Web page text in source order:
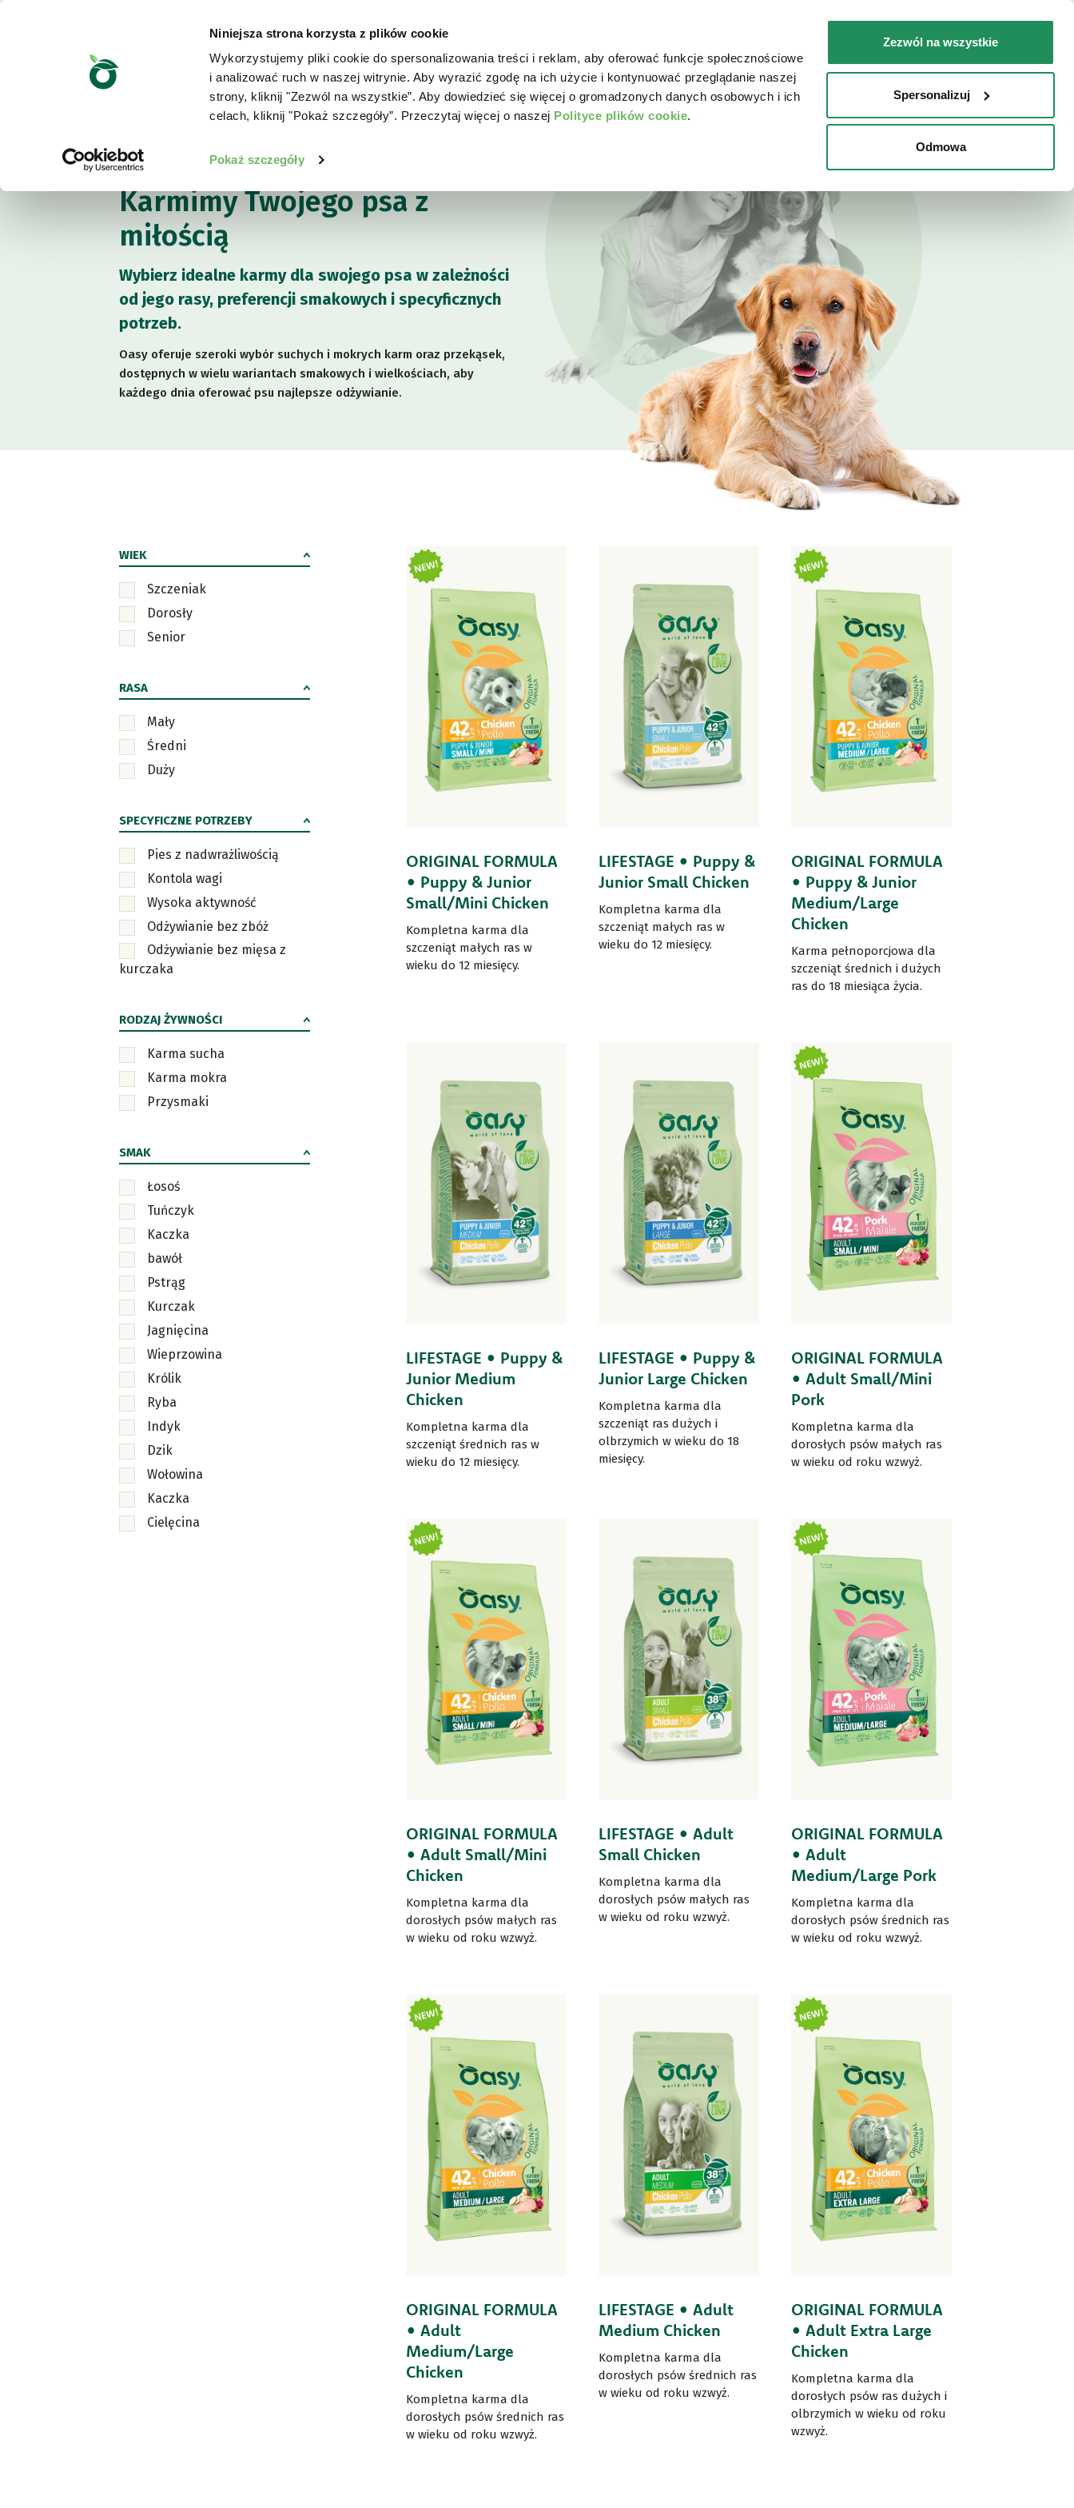
Niniejsza strona korzysta z plików cookie
Wykorzystujemy pliki cookie do spersonalizowania treści i reklam, aby oferować funkcje społecznościowe
i analizować ruch w naszej witrynie. Aby wyrazić zgodę na ich użycie i kontynuować przeglądanie naszej
strony, kliknij "Zezwól na wszystkie”. Aby dowiedzieć się więcej o gromadzonych danych osobowych i ich
celach, kliknij "Pokaż szczegóły”. Przeczytaj więcej o naszej Polityce plików cookie.
Pokaż szczegóły
Zezwól na wszystkie
Spersonalizuj
Odmowa
Skontaktuj się z nami
WORLD OF LOVE DLA PSA DLA KOTA GDZIE KUPIĆ / LOKALIZATOR SKLEPÓW
Dla psa
Karmimy Twojego psa z
miłością
Wybierz idealne karmy dla swojego psa w zależności
od jego rasy, preferencji smakowych i specyficznych
potrzeb.
Oasy oferuje szeroki wybór suchych i mokrych karm oraz przekąsek,
dostępnych w wielu wariantach smakowych i wielkościach, aby
każdego dnia oferować psu najlepsze odżywianie.
WIEK
Szczeniak
Dorosły
Senior
RASA
Mały
Średni
Duży
SPECYFICZNE POTRZEBY
Pies z nadwrażliwością
Kontola wagi
Wysoka aktywność
Odżywianie bez zbóż
Odżywianie bez mięsa z
kurczaka
RODZAJ ŻYWNOŚCI
Karma sucha
Karma mokra
Przysmaki
SMAK
Łosoś
Tuńczyk
Kaczka
bawół
Pstrąg
Kurczak
Jagnięcina
Wieprzowina
Królik
Ryba
Indyk
Dzik
Wołowina
Kaczka
Cielęcina
ORIGINAL FORMULA
• Puppy & Junior
Small/Mini Chicken
Kompletna karma dla
szczeniąt małych ras w
wieku do 12 miesięcy.
LIFESTAGE • Puppy &
Junior Small Chicken
Kompletna karma dla
szczeniąt małych ras w
wieku do 12 miesięcy.
ORIGINAL FORMULA
• Puppy & Junior
Medium/Large
Chicken
Karma pełnoporcjowa dla
szczeniąt średnich i dużych
ras do 18 miesiąca życia.
LIFESTAGE • Puppy &
Junior Medium
Chicken
Kompletna karma dla
szczeniąt średnich ras w
wieku do 12 miesięcy.
LIFESTAGE • Puppy &
Junior Large Chicken
Kompletna karma dla
szczeniąt ras dużych i
olbrzymich w wieku do 18
miesięcy.
ORIGINAL FORMULA
• Adult Small/Mini
Pork
Kompletna karma dla
dorosłych psów małych ras
w wieku od roku wzwyż.
ORIGINAL FORMULA
• Adult Small/Mini
Chicken
Kompletna karma dla
dorosłych psów małych ras
w wieku od roku wzwyż.
LIFESTAGE • Adult
Small Chicken
Kompletna karma dla
dorosłych psów małych ras
w wieku od roku wzwyż.
ORIGINAL FORMULA
• Adult
Medium/Large Pork
Kompletna karma dla
dorosłych psów średnich ras
w wieku od roku wzwyż.
ORIGINAL FORMULA
• Adult
Medium/Large
Chicken
Kompletna karma dla
dorosłych psów średnich ras
w wieku od roku wzwyż.
LIFESTAGE • Adult
Medium Chicken
Kompletna karma dla
dorosłych psów średnich ras
w wieku od roku wzwyż.
ORIGINAL FORMULA
• Adult Extra Large
Chicken
Kompletna karma dla
dorosłych psów ras dużych i
olbrzymich w wieku od roku
wzwyż.